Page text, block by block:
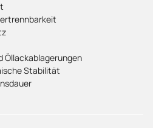
Öllackablagerungen
Stabilität